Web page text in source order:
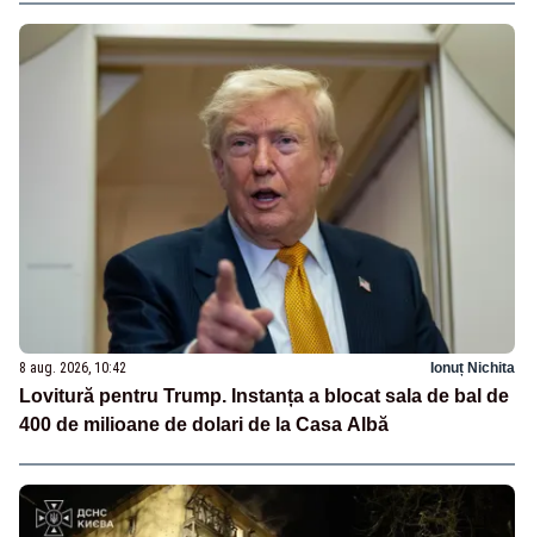
8 aug. 2026, 10:42 Ionuț Nichita
Lovitură pentru Trump. Instanța a blocat sala de bal de
400 de milioane de dolari de la Casa Albă